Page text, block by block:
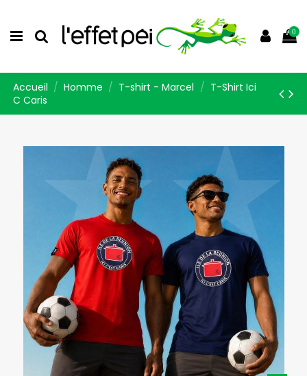
0
Accueil Homme T-shirt - Marcel
T-Shirt Ici
C Caris